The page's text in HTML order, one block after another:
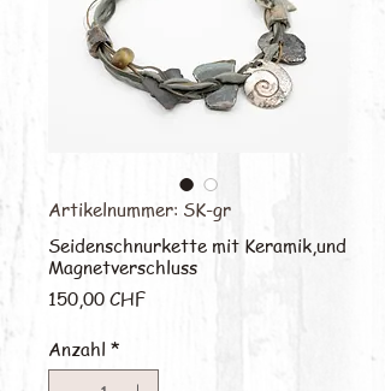
Artikelnummer: SK-gr
Seidenschnurkette mit Keramik,und
Magnetverschluss
150,00 CHFPreis
Anzahl *